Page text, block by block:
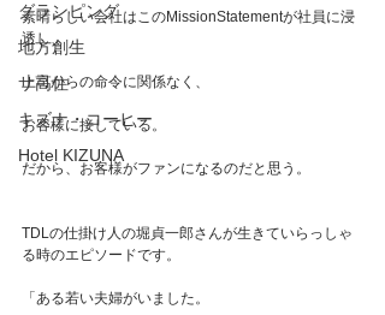
グランピング
地方創生
サ高住
キズナ・コーヒー
Hotel KIZUNA
素晴らしい会社はこのMissionStatementが社員に浸
透し、
上司からの命令に関係なく、
お客様に接している。
だから、お客様がファンになるのだと思う。
TDLの仕掛け人の堀貞一郎さんが生きていらっしゃ
る時のエピソードです。
「ある若い夫婦がいました。